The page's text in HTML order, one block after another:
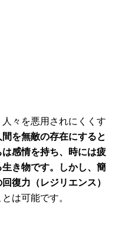
々を悪用されにくくす
を無敵の存在にすると
感情を持ち、時には疲
き物です。しかし、簡
復力（レジリエンス）
は可能です。